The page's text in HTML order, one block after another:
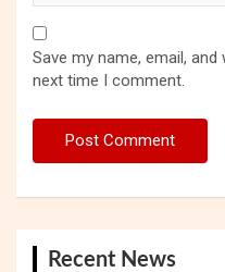
Save my name, email,
next time I comment.
Recent News